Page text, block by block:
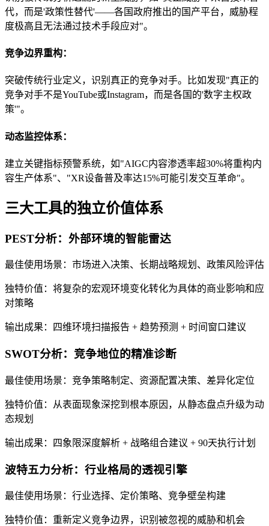
代，而是'政策性替代'——各国政府推出的国产平台，威胁程
度极高且无法通过技术手段应对"。
竞争边界重构：
突破传统行业定义，识别真正的竞争对手。比如发现"真正的
竞争对手不是YouTube或Instagram，而是各国的'数字主权政
策'"。
动态监控体系：
建立关键指标预警系统，如"AIGC内容渗透率超30%将重构内
容生产体系"、"XR设备普及率达15%可能引发交互革命"。
三大工具的独立价值体系
PEST分析：外部环境的智能雷达
最佳使用场景：市场进入决策、长期战略规划、政策风险评估
独特价值：将复杂的宏观环境变化转化为具体的商业影响和应
对策略
输出成果：四维环境扫描报告 + 趋势预测 + 时间窗口建议
SWOT分析：竞争地位的精准诊断
最佳使用场景：竞争策略制定、资源配置决策、差异化定位
独特价值：从表面现象深挖到根本原因，从静态盘点升级为动
态规划
输出成果：四象限深度解析 + 战略组合建议 + 90天执行计划
波特五力分析：行业格局的透视引擎
最佳使用场景：行业选择、定价策略、竞争壁垒构建
独特价值：重新定义竞争边界，识别被忽视的威胁和机会